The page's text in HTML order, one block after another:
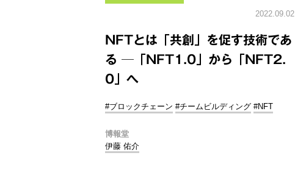
2022.09.02
NFTとは「共創」を促す技術であ
る ─「NFT1.0」から「NFT2.
0」へ
#ブロックチェーン #チームビルディング #NFT
博報堂
伊藤 佑介